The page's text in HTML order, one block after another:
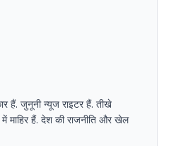
हैं. जुनूनी न्यूज राइटर हैं. तीखे
माहिर हैं. देश की राजनीति और खेल